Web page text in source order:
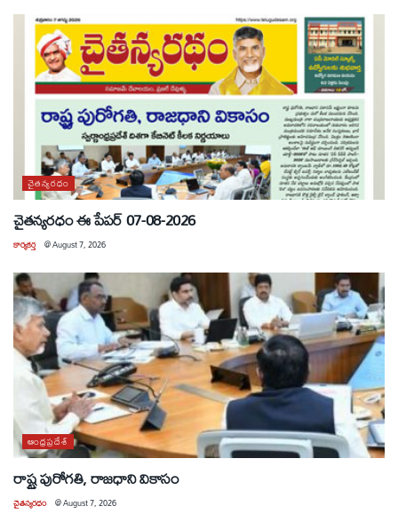
చైతన్యరధం
చైతన్యరధం ఈ పేపర్ 07-08-2026
కార్యకర్త @August 7, 2026
ఆంధ్రప్రదేశ్
రాష్ట్ర పురోగతి, రాజధాని వికాసం
చైతన్యరధం @August 7, 2026